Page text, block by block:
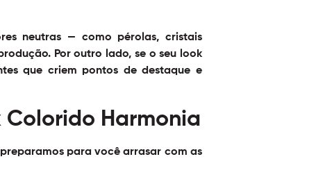
neutras — como pérolas, cristais
Por outro lado, se o seu look
que criem pontos de destaque e
Colorido Harmonia
para você arrasar com as